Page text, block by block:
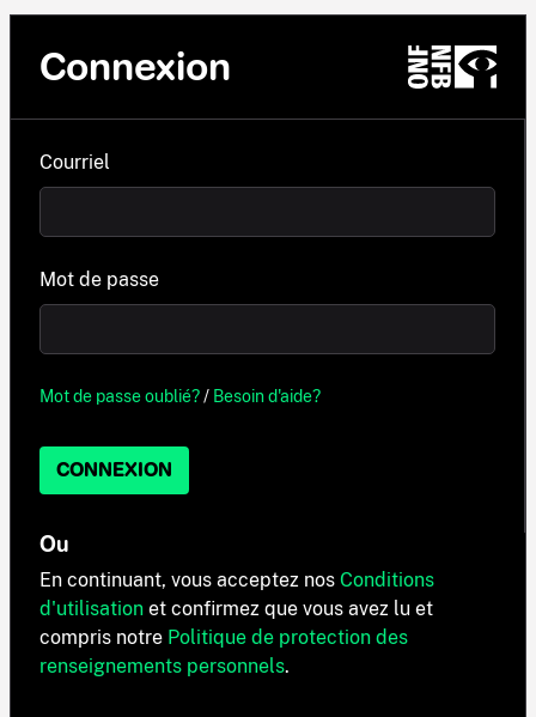
Connexion
Courriel
Mot de passe
Mot de passe oublié?/ Besoin d'aide?
CONNEXION
Ou
En continuant, vous acceptez nos Conditions
d'utilisation et confirmez que vous avez lu et
compris notre Politique de protection des
renseignements personnels.